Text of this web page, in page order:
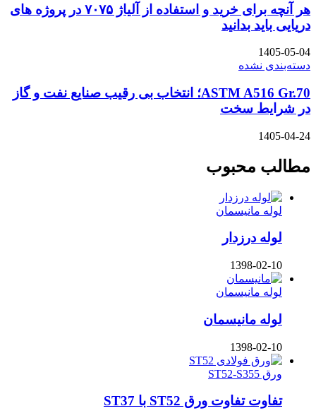
هر آنچه برای خرید و استفاده از آلیاژ ۷۰۷۵ در پروژه های
دریایی باید بدانید
1405-05-04
دسته‌بندی نشده
ASTM A516 Gr.70؛ انتخاب بی رقیب صنایع نفت و گاز
در شرایط سخت
1405-04-24
مطالب محبوب
لوله مانیسمان
لوله درزدار
1398-02-10
لوله مانیسمان
لوله مانیسمان
1398-02-10
ورق ST52-S355
تفاوت تفاوت ورق ST52 با ST37